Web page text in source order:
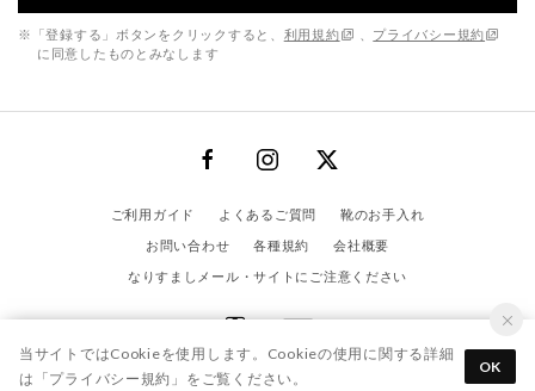
※「登録する」ボタンをクリックすると、 利用規約
プライバシー規約
に同意したものとみなします
ご利用ガイド よくあるご質問
靴のお手入れ
お問い合わせ
各種規約
会社概要
なりすましメール・サイトにご注意ください
© RABOKIGOSHI CO., LTD. / All Right Reserved.
当サイトではCookieを使用します。Cookieの使用に関する詳細
は「プライバシー規約 」をご覧ください。
OK